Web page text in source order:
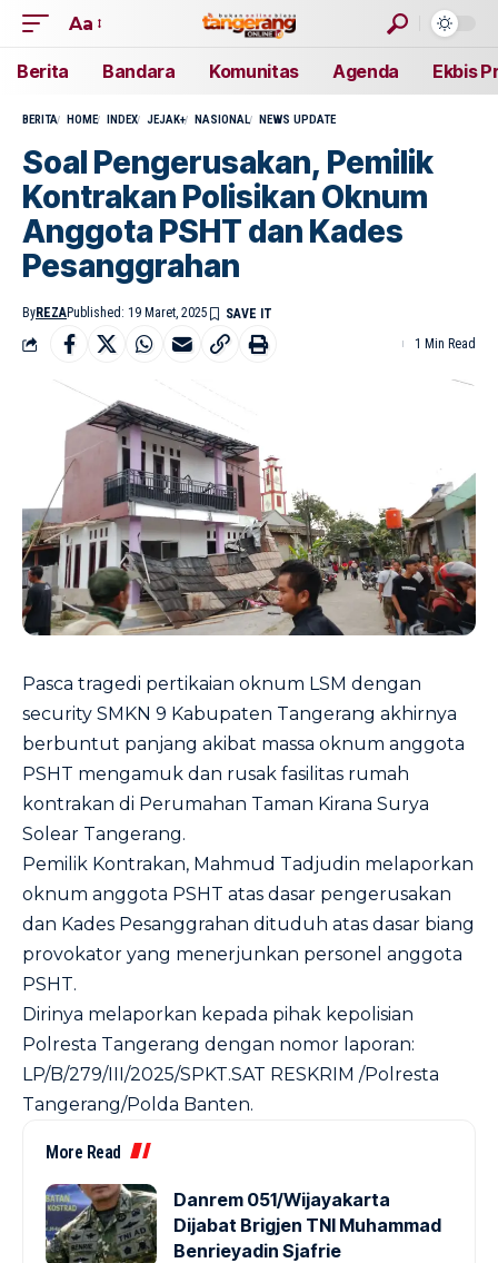
Aa
Berita Bandara Komunitas Agenda Ekbis
BERITA HOME INDEX JEJAK+ NASIONAL NEWS UPDATE
Soal Pengerusakan, Pemilik
Kontrakan Polisikan Oknum
Anggota PSHT dan Kades
Pesanggrahan
ByREZAPublished: 19 Maret, 2025
1 Min Read
Pasca tragedi pertikaian oknum LSM dengan
security SMKN 9 Kabupaten Tangerang akhirnya
berbuntut panjang akibat massa oknum anggota
PSHT mengamuk dan rusak fasilitas rumah
kontrakan di Perumahan Taman Kirana Surya
Solear Tangerang.
Pemilik Kontrakan, Mahmud Tadjudin melaporkan
oknum anggota PSHT atas dasar pengerusakan
dan Kades Pesanggrahan dituduh atas dasar biang
provokator yang menerjunkan personel anggota
PSHT.
Dirinya melaporkan kepada pihak kepolisian
Polresta Tangerang dengan nomor laporan:
LP/B/279/III/2025/SPKT.SAT RESKRIM /Polresta
Tangerang/Polda Banten.
More Read
Danrem 051/Wijayakarta
Dijabat Brigjen TNI Muhammad
Benrieyadin Sjafrie